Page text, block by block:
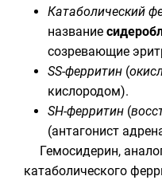
Катаболический
название
созревающие
SS-ферритин (
кислородом).
SH-ферритин (
(антагонист
Гемосидерин,
катаболического